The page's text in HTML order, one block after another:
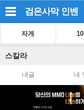
검은사막 인벤
자게
스칼라
내글 내